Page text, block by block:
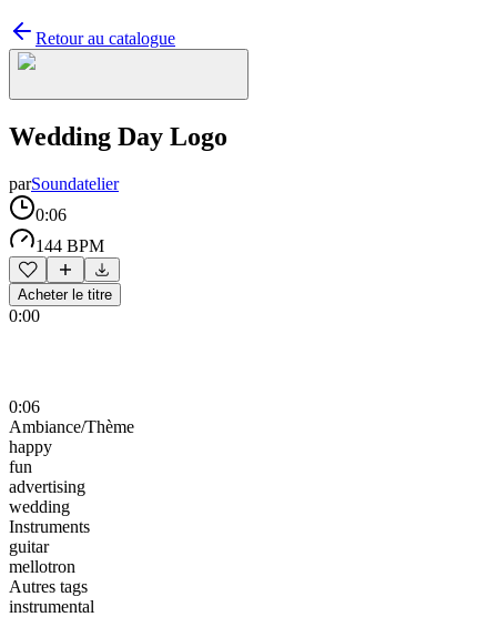
Retour au catalogue
Wedding Day Logo
parSoundatelier
0:06
144 BPM
Acheter le titre
0:00
0:06
Ambiance/Thème
happy
fun
advertising
wedding
Instruments
guitar
mellotron
Autres tags
instrumental